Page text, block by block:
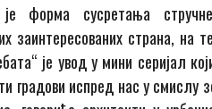
форма сусретања
заинтересованих страна,
је увод у мини серијал
градови испред нас у